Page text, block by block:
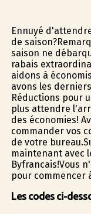
Ennuyé
de
saison ne
rabais
aidons à
avons les
Réductions pour
plus attendre
des économies!
commander vos
de votre
maintenant avec
Byfrancais!Vous
pour commencer
Les codes ci-